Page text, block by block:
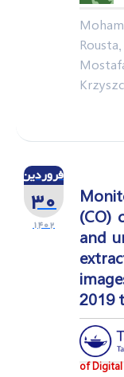
فروردین
۳۰
۱۴۰۲
(CO)
and
2019
of Digital